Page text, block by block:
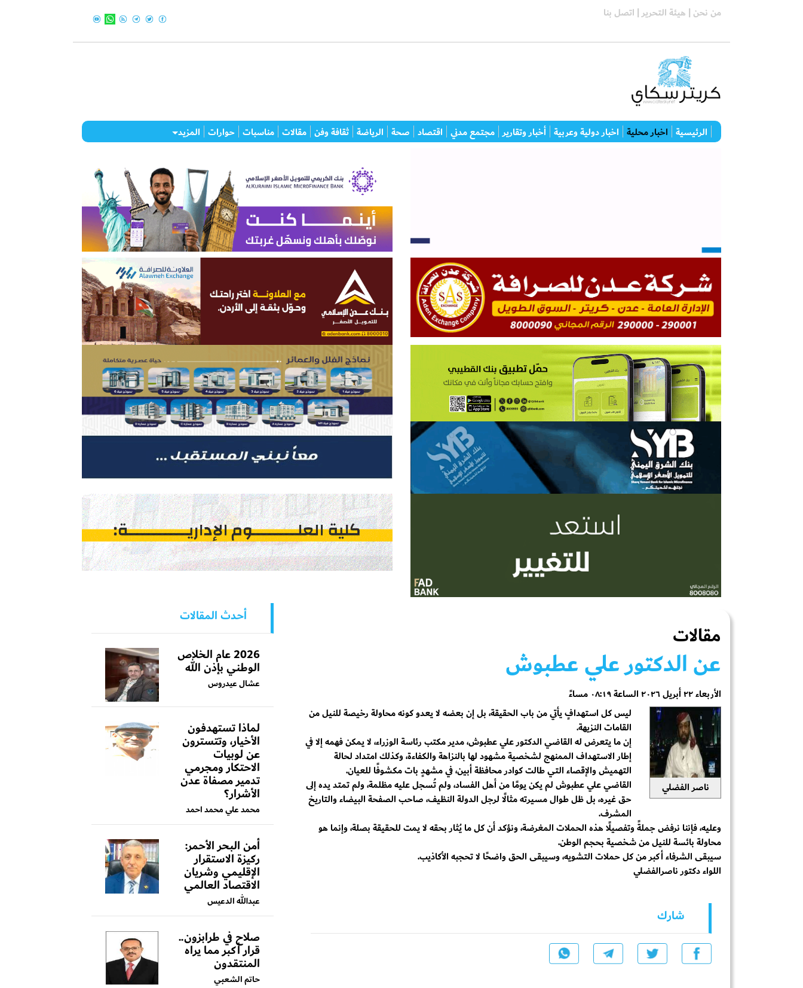
من نحن | هيئة التحرير | اتصل بنا
الرئيسية اخبار محلية اخبار دولية وعربية أخبار وتقارير مجتمع مدني اقتصاد صحة الرياضة ثقافة وفن مقالات مناسبات حوارات المزيد
مقالات
عن الدكتور علي عطبوش
الأربعاء ٢٢ أبريل ٢٠٢٦ الساعة ٠٨:١٩ مساءً
ناصر الفضلي
ليس كل استهدافٍ يأتي من باب الحقيقة، بل إن بعضه لا يعدو كونه محاولة رخيصة للنيل من
القامات النزيهة.
إن ما يتعرض له القاضي الدكتور علي عطبوش، مدير مكتب رئاسة الوزراء، لا يمكن فهمه إلا في
إطار الاستهداف الممنهج لشخصية مشهود لها بالنزاهة والكفاءة، وكذلك امتداد لحالة
التهميش والإقصاء التي طالت كوادر محافظة أبين، في مشهدٍ بات مكشوفًا للعيان.
القاضي علي عطبوش لم يكن يومًا من أهل الفساد، ولم تُسجل عليه مظلمة، ولم تمتد يده إلى
حق غيره، بل ظل طوال مسيرته مثالًا لرجل الدولة النظيف، صاحب الصفحة البيضاء والتاريخ
المشرف.
وعليه، فإننا نرفض جملةً وتفصيلًا هذه الحملات المغرضة، ونؤكد أن كل ما يُثار بحقه لا يمت للحقيقة بصلة، وإنما هو
محاولة بائسة للنيل من شخصية بحجم الوطن.
سيبقى الشرفاء أكبر من كل حملات التشويه، وسيبقى الحق واضحًا لا تحجبه الأكاذيب.
اللواء دكتور ناصرالفضلي
شارك
أحدث المقالات
2026 عام الخلاص
الوطني بإذن الله
عشال عيدروس
لماذا تستهدفون
الأخيار، وتتسترون
عن لوبيات
الاحتكار ومجرمي
تدمير مصفاة عدن
الأشرار؟
محمد علي محمد احمد
أمن البحر الأحمر:
ركيزة الاستقرار
الإقليمي وشريان
الاقتصاد العالمي
عبدالله الدعيس
صلاح في طرابزون..
قرار أكبر مما يراه
المنتقدون
حاتم الشعبي